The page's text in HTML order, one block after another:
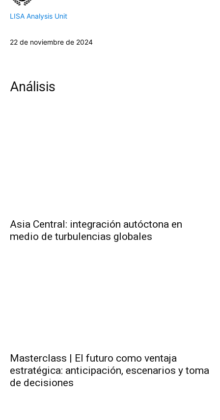
LISA Analysis Unit
22 de noviembre de 2024
Análisis
Asia Central: integración autóctona en
medio de turbulencias globales
Masterclass | El futuro como ventaja
estratégica: anticipación, escenarios y toma
de decisiones